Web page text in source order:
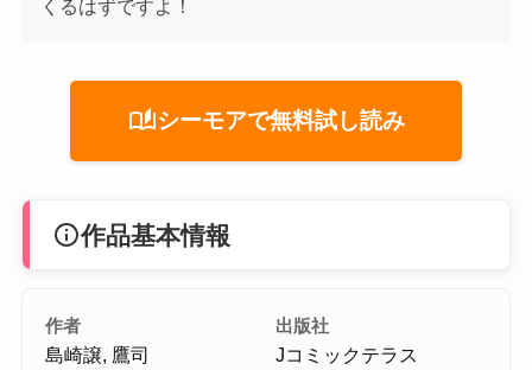
くるはずですよ！
auto_storiesシーモアで無料試し読み
info作品基本情報
作者
島崎譲, 鷹司
出版社
Jコミックテラス